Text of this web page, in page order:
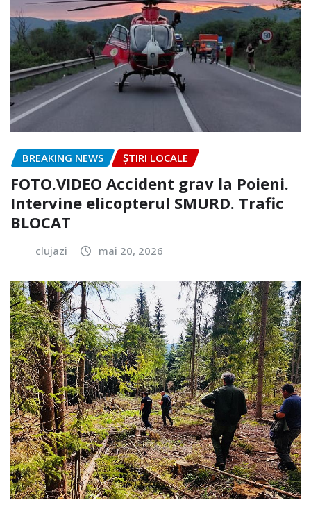
BREAKING NEWS ȘTIRI LOCALE
FOTO.VIDEO Accident grav la Poieni.
Intervine elicopterul SMURD. Trafic
BLOCAT
clujazi mai 20, 2026